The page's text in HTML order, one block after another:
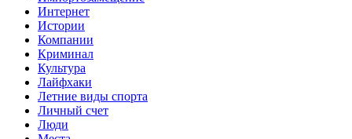
Интернет
Истории
Компании
Криминал
Культура
Лайфхаки
Летние виды спорта
Личный счет
Люди